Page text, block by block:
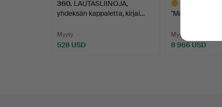
360. LAUTASLIINOJA,
yhdeksän kappaletta, kirjai…
Myyty
528 USD
"Matto nro 1",
Myyty
8 966 USD